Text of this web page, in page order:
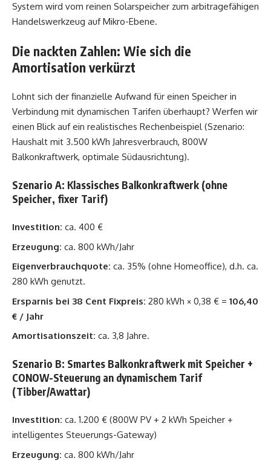
System wird vom reinen Solarspeicher zum arbitragefähigen
Handelswerkzeug auf Mikro-Ebene.
Die nackten Zahlen: Wie sich die
Amortisation verkürzt
Lohnt sich der finanzielle Aufwand für einen Speicher in
Verbindung mit dynamischen Tarifen überhaupt? Werfen wir
einen Blick auf ein realistisches Rechenbeispiel (Szenario:
Haushalt mit 3.500 kWh Jahresverbrauch, 800W
Balkonkraftwerk, optimale Südausrichtung).
Szenario A: Klassisches Balkonkraftwerk (ohne
Speicher, fixer Tarif)
Investition: ca. 400 €
Erzeugung: ca. 800 kWh/Jahr
Eigenverbrauchquote: ca. 35% (ohne Homeoffice), d.h. ca.
280 kWh genutzt.
Ersparnis bei 38 Cent Fixpreis: 280 kWh × 0,38 € = 106,40
€ / Jahr
Amortisationszeit: ca. 3,8 Jahre.
Szenario B: Smartes Balkonkraftwerk mit Speicher +
CONOW-Steuerung an dynamischem Tarif
(Tibber/Awattar)
Investition: ca. 1.200 € (800W PV + 2 kWh Speicher +
intelligentes Steuerungs-Gateway)
Erzeugung: ca. 800 kWh/Jahr